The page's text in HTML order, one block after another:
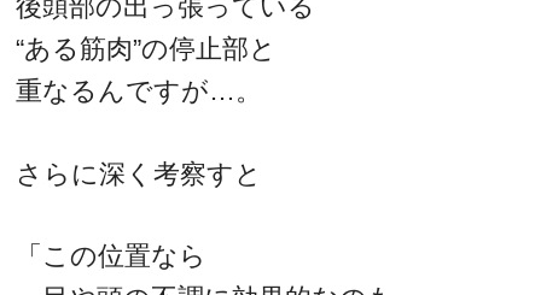
後頭部の出っ張っている
“ある筋肉”の停止部と
重なるんですが…。
さらに深く考察すと
「この位置なら